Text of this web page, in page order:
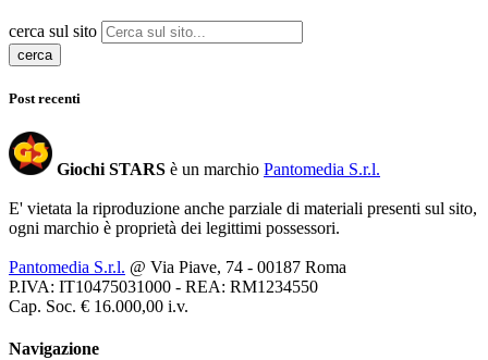
cerca sul sito
cerca
Post recenti
Giochi STARS è un marchio Pantomedia S.r.l.
E' vietata la riproduzione anche parziale di materiali presenti sul sito,
ogni marchio è proprietà dei legittimi possessori.
Pantomedia S.r.l. @ Via Piave, 74 - 00187 Roma
P.IVA: IT10475031000 - REA: RM1234550
Cap. Soc. € 16.000,00 i.v.
Navigazione